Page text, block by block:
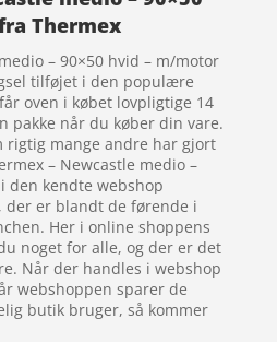
Thermex
– 90×50 hvid – m/motor
tilføjet i den populære
oven i købet lovpligtige 14
pakke når du køber din vare.
rigtig mange andre har gjort
– Newcastle medio –
den kendte webshop
der er blandt de førende i
Her i online shoppens
noget for alle, og der er det
Når der handles i webshop
webshoppen sparer de
butik bruger, så kommer